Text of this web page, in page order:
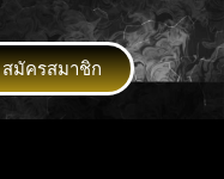
สมัครสมาชิก